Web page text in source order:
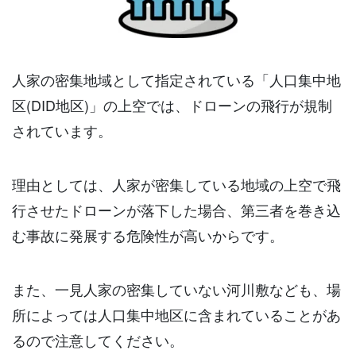
人家の密集地域として指定されている「人口集中地
区(DID地区)」の上空では、ドローンの飛行が規制
されています。
理由としては、人家が密集している地域の上空で飛
行させたドローンが落下した場合、第三者を巻き込
む事故に発展する危険性が高いからです。
また、一見人家の密集していない河川敷なども、場
所によっては人口集中地区に含まれていることがあ
るので注意してください。